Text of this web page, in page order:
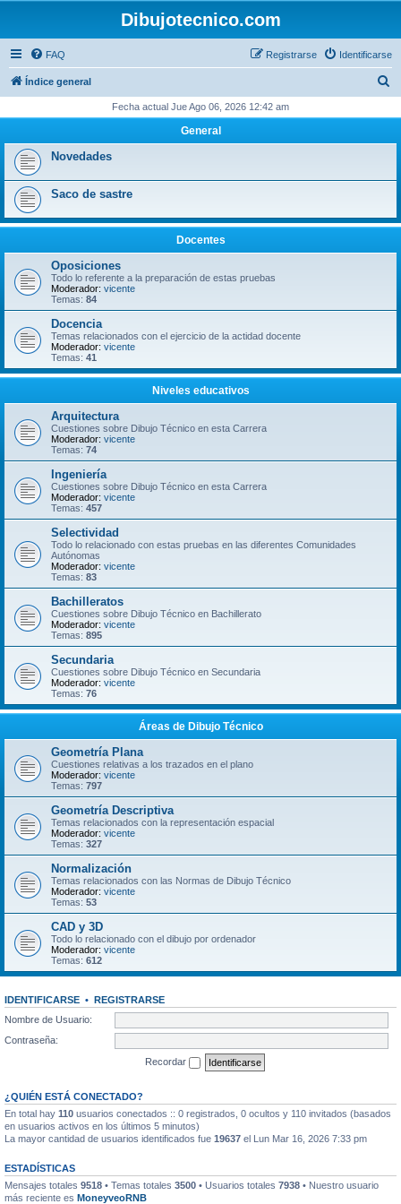
Dibujotecnico.com
FAQ Identificarse
Registrarse
Índice general
c
Fecha actual Jue Ago 06, 2026 12:42 am
General
Novedades
Saco de sastre
Docentes
Oposiciones
Todo lo referente a la preparación de estas pruebas
Moderador: vicente
Temas: 84
Docencia
Temas relacionados con el ejercicio de la actidad docente
Moderador: vicente
Temas: 41
Niveles educativos
Arquitectura
Cuestiones sobre Dibujo Técnico en esta Carrera
Moderador: vicente
Temas: 74
Ingeniería
Cuestiones sobre Dibujo Técnico en esta Carrera
Moderador: vicente
Temas: 457
Selectividad
Todo lo relacionado con estas pruebas en las diferentes Comunidades
Autónomas
Moderador: vicente
Temas: 83
Bachilleratos
Cuestiones sobre Dibujo Técnico en Bachillerato
Moderador: vicente
Temas: 895
Secundaria
Cuestiones sobre Dibujo Técnico en Secundaria
Moderador: vicente
Temas: 76
Áreas de Dibujo Técnico
Geometría Plana
Cuestiones relativas a los trazados en el plano
Moderador: vicente
Temas: 797
Geometría Descriptiva
Temas relacionados con la representación espacial
Moderador: vicente
Temas: 327
Normalización
Temas relacionados con las Normas de Dibujo Técnico
Moderador: vicente
Temas: 53
CAD y 3D
Todo lo relacionado con el dibujo por ordenador
Moderador: vicente
Temas: 612
IDENTIFICARSE • REGISTRARSE
Nombre de Usuario:
Contraseña:
Recordar
¿QUIÉN ESTÁ CONECTADO?
En total hay 110 usuarios conectados :: 0 registrados, 0 ocultos y 110 invitados (basados
en usuarios activos en los últimos 5 minutos)
La mayor cantidad de usuarios identificados fue 19637 el Lun Mar 16, 2026 7:33 pm
ESTADÍSTICAS
Mensajes totales 9518 • Temas totales 3500 • Usuarios totales 7938 • Nuestro usuario
más reciente es MoneyveoRNB